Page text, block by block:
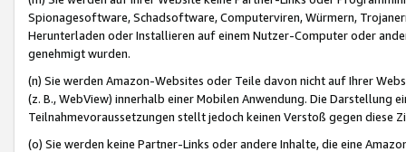
Spionagesoftware, Schadsoftware, Computerviren, Würmern,
Herunterladen oder Installieren auf einem Nutzer-Computer oder
genehmigt wurden.
(n) Sie werden Amazon-Websites oder Teile davon nicht auf Ihrer
(z. B., WebView) innerhalb einer Mobilen Anwendung. Die Darstellung
Teilnahmevoraussetzungen stellt jedoch keinen Verstoß gegen diese
(o) Sie werden keine Partner-Links oder andere Inhalte, die eine